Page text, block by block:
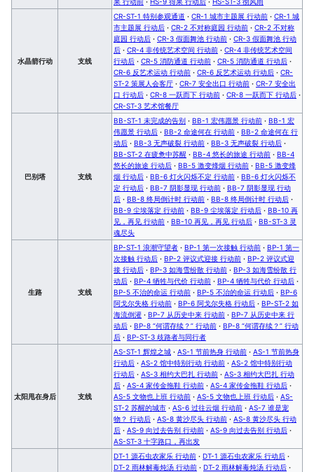
水晶箭行动 支线
CR-ST-1 特别参观通道 · CR-1 城市主题展 行动前 · CR-1 城
市主题展 行动后 · CR-2 不对称庭园 行动前 · CR-2 不对称
庭园 行动后 · CR-3 假面舞池 行动前 · CR-3 假面舞池 行动
后 · CR-4 非传统艺术空间 行动前 · CR-4 非传统艺术空间
行动后 · CR-5 消防通道 行动前 · CR-5 消防通道 行动后 ·
CR-6 反艺术运动 行动前 · CR-6 反艺术运动 行动后 · CR-
ST-2 策展人会客厅 · CR-7 安全出口 行动前 · CR-7 安全出
口 行动后 · CR-8 一跃而下 行动前 · CR-8 一跃而下 行动后 ·
CR-ST-3 艺术馆餐厅
巴别塔 支线
BB-ST-1 未完成的告别 · BB-1 宏伟愿景 行动前 · BB-1 宏
伟愿景 行动后 · BB-2 命途何在 行动前 · BB-2 命途何在 行
动后 · BB-3 无声破裂 行动前 · BB-3 无声破裂 行动后 ·
BB-ST-2 在疲惫中苏醒 · BB-4 悠长的旅途 行动前 · BB-4
悠长的旅途 行动后 · BB-5 激变烽烟 行动前 · BB-5 激变烽
烟 行动后 · BB-6 灯火闪烁不定 行动前 · BB-6 灯火闪烁不
定 行动后 · BB-7 阴影显现 行动前 · BB-7 阴影显现 行动
后 · BB-8 终局倒计时 行动前 · BB-8 终局倒计时 行动后 ·
BB-9 尘埃落定 行动前 · BB-9 尘埃落定 行动后 · BB-10 再
见，再见 行动前 · BB-10 再见，再见 行动后 · BB-ST-3 灵
魂尽头
生路 支线
BP-ST-1 浪潮守望者 · BP-1 第一次接触 行动前 · BP-1 第一
次接触 行动后 · BP-2 评议式迎接 行动前 · BP-2 评议式迎
接 行动后 · BP-3 如海雪纷散 行动前 · BP-3 如海雪纷散 行
动后 · BP-4 牺牲与代价 行动前 · BP-4 牺牲与代价 行动后 ·
BP-5 不治的命运 行动前 · BP-5 不治的命运 行动后 · BP-6
阿戈尔失格 行动前 · BP-6 阿戈尔失格 行动后 · BP-ST-2 如
海流倒灌 · BP-7 从历史中来 行动前 · BP-7 从历史中来 行
动后 · BP-8 “何谓存续？” 行动前 · BP-8 “何谓存续？” 行动
后 · BP-ST-3 歧路者与同行者
太阳甩在身后 支线
AS-ST-1 辉煌之城 · AS-1 节前热身 行动前 · AS-1 节前热身
行动后 · AS-2 馆中特别行动 行动前 · AS-2 馆中特别行动
行动后 · AS-3 相约大巴扎 行动前 · AS-3 相约大巴扎 行动
后 · AS-4 家传金拖鞋 行动前 · AS-4 家传金拖鞋 行动后 ·
AS-5 文物也上班 行动前 · AS-5 文物也上班 行动后 · AS-
ST-2 苏醒的城市 · AS-6 过往云烟 行动前 · AS-7 谁是宠
物？ 行动后 · AS-8 黄沙尽头 行动前 · AS-8 黄沙尽头 行动
后 · AS-9 向过去告别 行动前 · AS-9 向过去告别 行动后 ·
AS-ST-3 十字路口，再出发
DT-1 源石虫农家乐 行动前 · DT-1 源石虫农家乐 行动后 ·
DT-2 雨林解毒炖汤 行动前 · DT-2 雨林解毒炖汤 行动后 ·